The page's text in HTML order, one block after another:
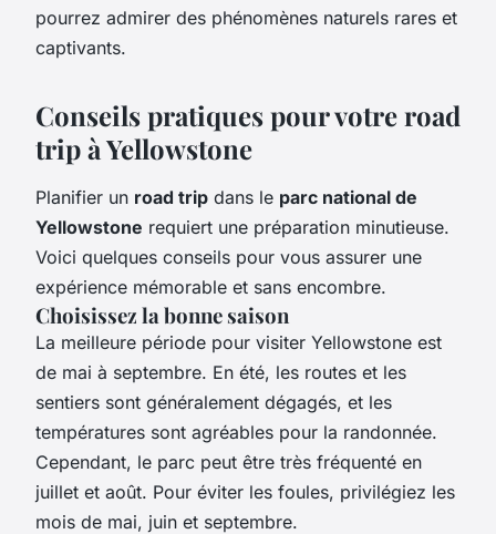
pourrez admirer des phénomènes naturels rares et
captivants.
Conseils pratiques pour votre road
trip à Yellowstone
Planifier un road trip dans le parc national de
Yellowstone requiert une préparation minutieuse.
Voici quelques conseils pour vous assurer une
expérience mémorable et sans encombre.
Choisissez la bonne saison
La meilleure période pour visiter Yellowstone est
de mai à septembre. En été, les routes et les
sentiers sont généralement dégagés, et les
températures sont agréables pour la randonnée.
Cependant, le parc peut être très fréquenté en
juillet et août. Pour éviter les foules, privilégiez les
mois de mai, juin et septembre.